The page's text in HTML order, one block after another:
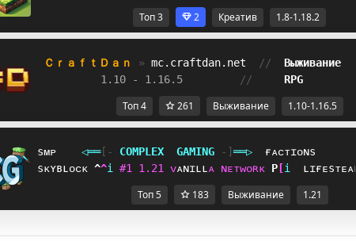
Топ 3 2 Креатив 1.8-1.18.2
ＣｒａｆｔＤａｎ » mc.craftdan.net // Выживание
1.10 - 1.16.5
// RPG
Топ 4 261 Выживание 1.10-1.16.5
sᴍᴘ ◁══[‐ COMPL EX GAMING ‐]══▷
ғᴀᴄᴛɪᴏɴs
sᴋʏʙʟᴏᴄᴋ W^i #1 1 . 21 ᴠᴀɴɪʟʟᴀ ɴᴇᴛᴡᴏʀᴋ P Ci ʟɪғᴇsᴛᴇᴀʟ
Топ 5 183 Выживание 1.21